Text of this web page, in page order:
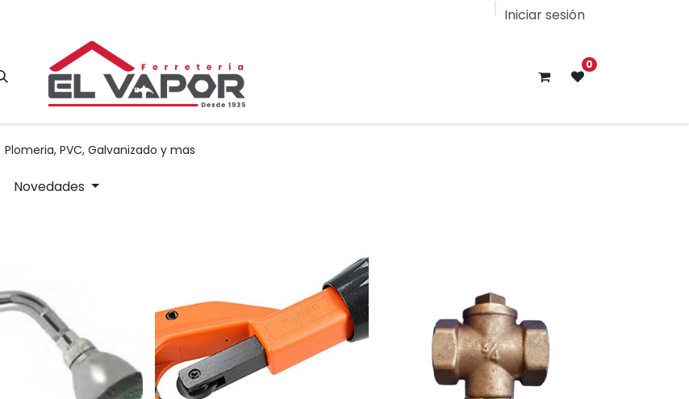
Iniciar sesión
0
Plomeria, PVC, Galvanizado y mas
Novedades